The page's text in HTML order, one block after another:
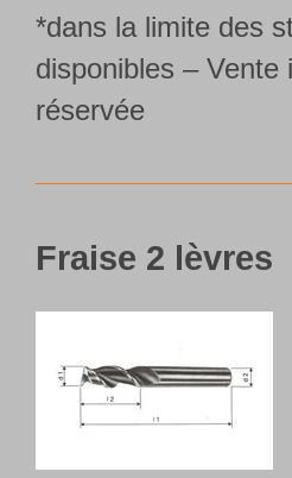
*dans la limite des
disponibles – Vente
réservée
Fraise 2 lèvres